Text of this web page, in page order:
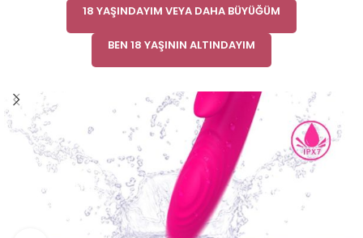
18 YAŞINDAYIM VEYA DAHA BÜYÜĞÜM
BEN 18 YAŞININ ALTINDAYIM